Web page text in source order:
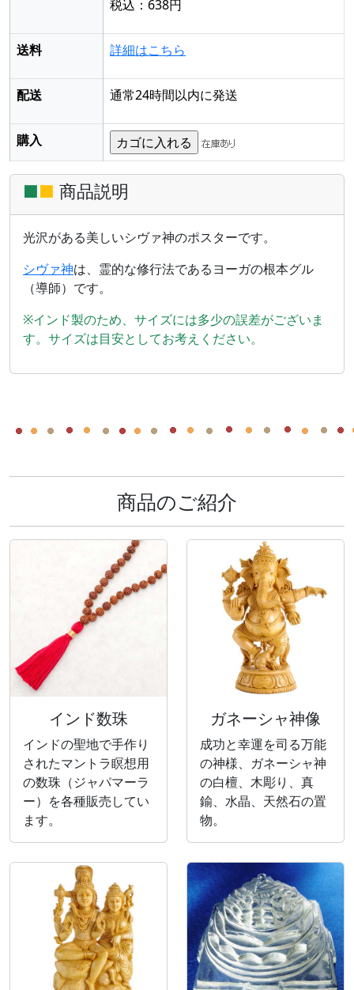
税込：638円
送料 詳細はこちら
配送 通常24時間以内に発送
購入
■■ 商品説明
光沢がある美しいシヴァ神のポスターです。
シヴァ神は、霊的な修行法であるヨーガの根本グル
（導師）です。
※インド製のため、サイズには多少の誤差がございま
す。サイズは目安としてお考えください。
商品のご紹介
インド数珠
インドの聖地で手作り
されたマントラ瞑想用
の数珠（ジャパマーラ
ー）を各種販売してい
ます。
ガネーシャ神像
成功と幸運を司る万能
の神様、ガネーシャ神
の白檀、木彫り、真
鍮、水晶、天然石の置
物。